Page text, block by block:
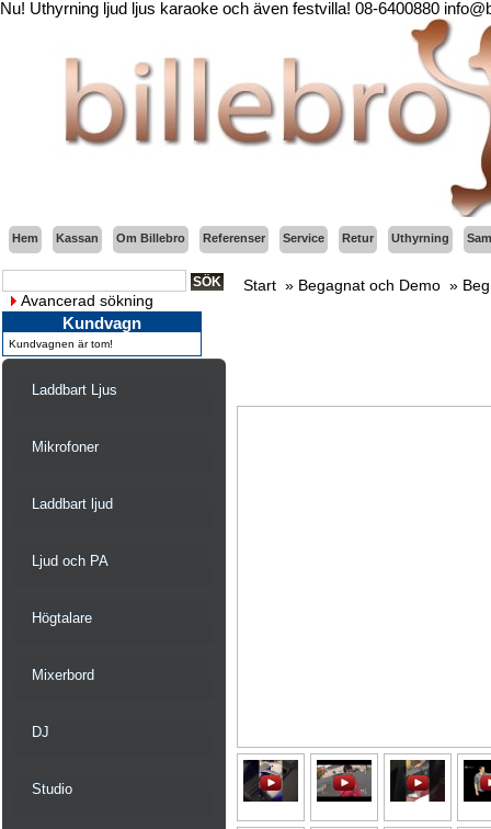
Nu! Uthyrning ljud ljus karaoke och även festvilla! 08-6400880
Hem Kassan Om Billebro Referenser Service Retur Uthyrning
Avancerad sökning
Kundvagn
Kundvagnen är tom!
Laddbart Ljus
Mikrofoner
Laddbart ljud
Ljud och PA
Högtalare
Mixerbord
DJ
Studio
Start » Begagnat och Demo »